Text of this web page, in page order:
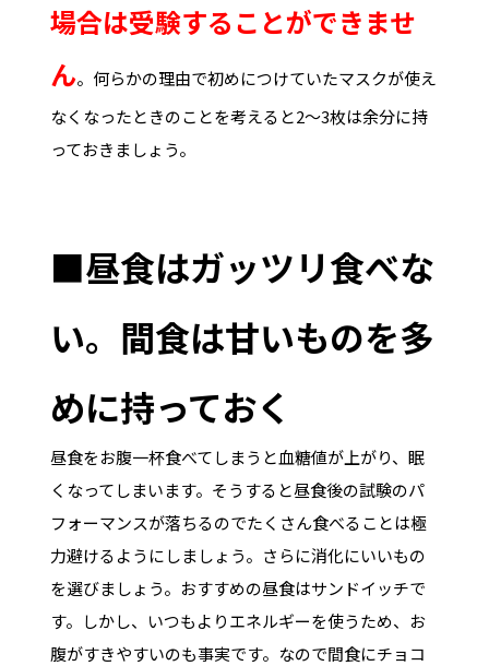
場合は受験することができませ
ん。何らかの理由で初めにつけていたマスクが使え
なくなったときのことを考えると2～3枚は余分に持
っておきましょう。
■昼食はガッツリ食べな
い。間食は甘いものを多
めに持っておく
昼食をお腹一杯食べてしまうと血糖値が上がり、眠
くなってしまいます。そうすると昼食後の試験のパ
フォーマンスが落ちるのでたくさん食べることは極
力避けるようにしましょう。さらに消化にいいもの
を選びましょう。おすすめの昼食はサンドイッチで
す。しかし、いつもよりエネルギーを使うため、お
腹がすきやすいのも事実です。なので間食にチョコ